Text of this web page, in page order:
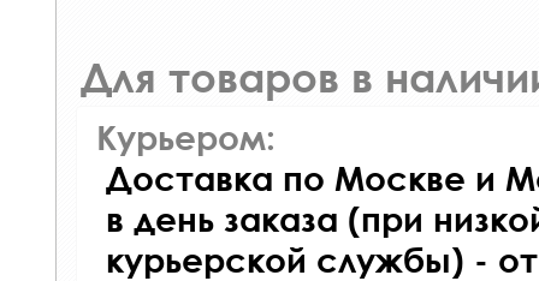
Для товаров в
Курьером:
Доставка по Москве и
в день заказа (при
курьерской службы) -